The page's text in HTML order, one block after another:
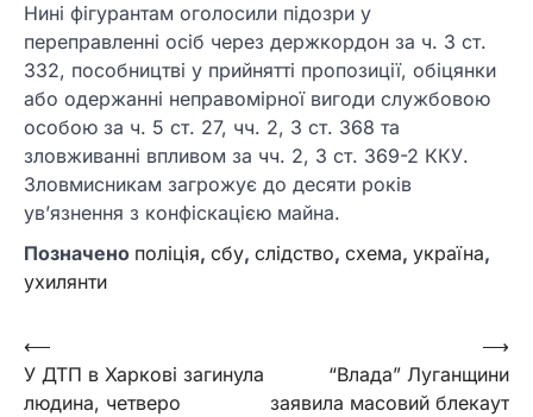
Нині фігурантам оголосили підозри у
переправленні осіб через держкордон за ч. 3 ст.
332, пособництві у прийнятті пропозиції, обіцянки
або одержанні неправомірної вигоди службовою
особою за ч. 5 ст. 27, чч. 2, 3 ст. 368 та
зловживанні впливом за чч. 2, 3 ст. 369-2 ККУ.
Зловмисникам загрожує до десяти років
ув’язнення з конфіскацією майна.
Позначено поліція, сбу, слідство, схема, україна,
ухилянти
Навігація
записів
⟵
У ДТП в Харкові загинула
людина, четверо
“Влада” Луганщини
заявила масовий блекаут
⟶